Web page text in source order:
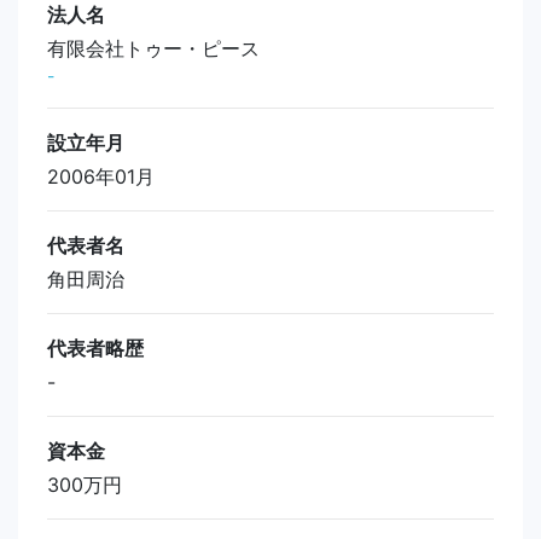
法人名
有限会社トゥー・ピース
-
設立年月
2006年01月
代表者名
角田周治
代表者略歴
-
資本金
300万円